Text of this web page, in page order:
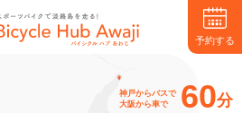
神戸からバスで
大阪から車で
60分
予約する